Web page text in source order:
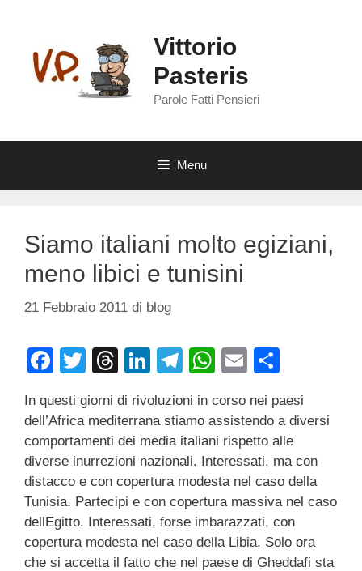
contenuto
Vittorio
Pasteris
Parole Fatti Pensieri
Menu
Siamo italiani molto egiziani,
meno libici e tunisini
21 Febbraio 2011 di blog
F
c
e
b
o
o
k
T
tt
er
T
e
a
d
s
Li
k
e
dI
n
T
e
gr
a
m
W
at
s
A
p
p
E
ail n
di
vi
di
In questi giorni di rivoluzioni in corso nei paesi
dell’Africa mediterrana stiamo assistendo a diversi
comportamenti dei media italiani rispetto alle
diverse inurrezioni nazionali. Interessati, ma con
distacco e con copertura modesta nel caso della
Tunisia. Partecipi e con copertura massiva nel caso
dellEgitto. Interessati, forse imbarazzati, con
copertura modesta nel caso della Libia. Solo ora
che si accetta il fatto che nel paese di Gheddafi sta